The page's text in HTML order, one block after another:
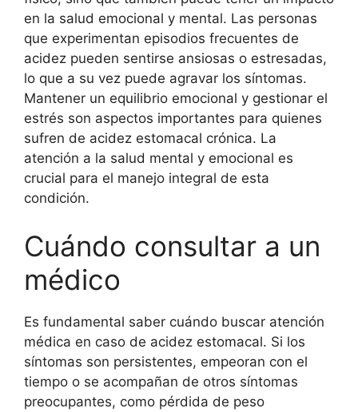
en la salud emocional y mental. Las personas
que experimentan episodios frecuentes de
acidez pueden sentirse ansiosas o estresadas,
lo que a su vez puede agravar los síntomas.
Mantener un equilibrio emocional y gestionar el
estrés son aspectos importantes para quienes
sufren de acidez estomacal crónica. La
atención a la salud mental y emocional es
crucial para el manejo integral de esta
condición.
Cuándo consultar a un
médico
Es fundamental saber cuándo buscar atención
médica en caso de acidez estomacal. Si los
síntomas son persistentes, empeoran con el
tiempo o se acompañan de otros síntomas
preocupantes, como pérdida de peso